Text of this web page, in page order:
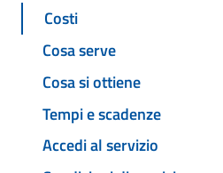
Costi
Cosa serve
Cosa si ottiene
Tempi e scadenze
Accedi al servizio